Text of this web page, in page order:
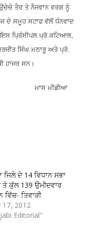
ਤੌਰ ਤੇ ਨੌਜਵਾਨ ਵਰਗ ਨੂੰ
ਦੇ ਸਮੂਹ ਸਟਾਫ ਵੱਲੋਂ ਧੰਨਵਾਦ
ਪ੍ਰਿੰਸੀਪਲ ਪ੍ਰੋ.ਕਟਿਆਲ,
ਸਿੰਘ ਮਠਾਰੂ ਅਤੇ ਪ੍ਰੋ.
ਹਾਜਰ ਸਨ।
ਮਾਸ ਮੀਡੀਆ
ਜਿਲੇ ਦੇ 14 ਵਿਧਾਨ ਸਭਾ
ਕੁੱਲ 139 ਉਮੀਦਵਾਰ
ਵਿੱਚ- ਤਿਵਾੜੀ
17, 2012
Editorial"